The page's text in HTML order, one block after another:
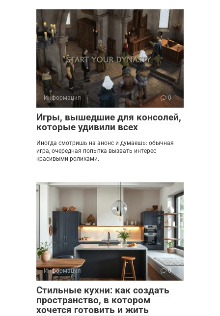
Информация 0
Игры, вышедшие для консолей,
которые удивили всех
Иногда смотришь на анонс и думаешь: обычная
игра, очередная попытка вызвать интерес
красивыми роликами.
Информация 0
Стильные кухни: как создать
пространство, в котором
хочется готовить и жить